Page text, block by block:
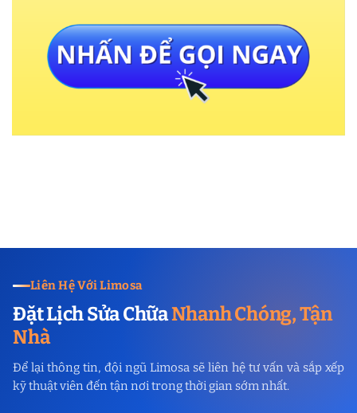
Liên Hệ Với Limosa
Đặt Lịch Sửa ChữaNhanh Chóng, Tận
Nhà
Để lại thông tin, đội ngũ Limosa sẽ liên hệ tư vấn và sắp xếp
kỹ thuật viên đến tận nơi trong thời gian sớm nhất.